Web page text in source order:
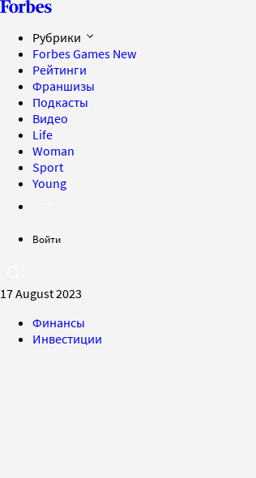
Рубрики
Forbes Games New
Рейтинги
Франшизы
Подкасты
Видео
Life
Woman
Sport
Young
Войти
17 August 2023
Финансы
Инвестиции